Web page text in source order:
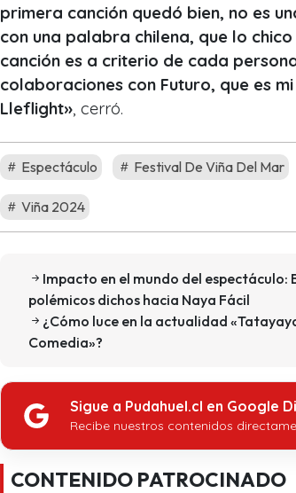
primera canción quedó bien, no es
con una palabra chilena, que lo
canción es a criterio de cada
colaboraciones con Futuro, que es
Lleflight» , cerró.
Espectáculo Festival De Viña Del Mar
Viña 2024
Impacto en el mundo del
polémicos dichos hacia Naya Fácil
¿Cómo luce en la actualidad
Comedia»?
Sigue a Pudahuel.cl en Google
Recibe nuestros contenidos
CONTENIDO PATROCINADO